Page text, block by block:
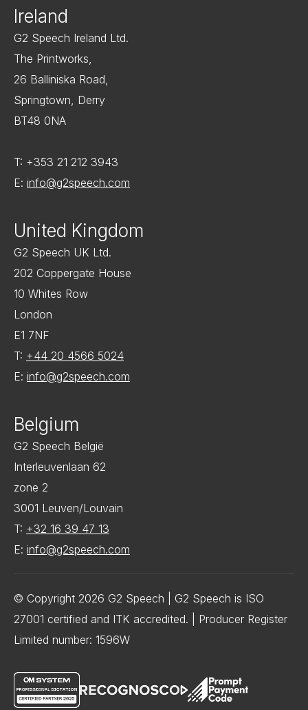
Ireland
G2 Speech Ireland Ltd.
The Printworks,
26 Balliniska Road,
Springtown, Derry
BT48 0NA
T: +353 21 212 3943
E: info@g2speech.com
United Kingdom
G2 Speech UK Ltd.
202 Coppergate House
10 Whites Row
London
E1 7NF
T: +44 20 4566 5024
E: info@g2speech.com
Belgium
G2 Speech België
Interleuvenlaan 62
zone 2
3001 Leuven/Louvain
T: +32 16 39 47 13
E: info@g2speech.com
© Copyright 2026 G2 Speech | G2 Speech is ISO
27001 certified and ITK accredited. | Producer Register
Limited number: 1596W